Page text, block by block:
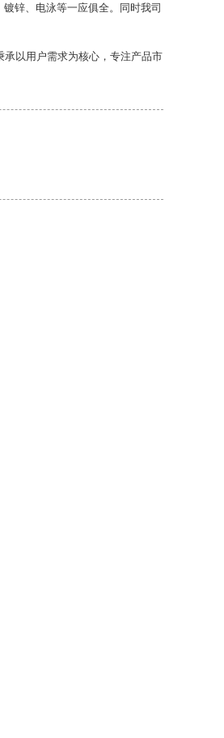
锌、电泳等一应俱全。同时我司
以用户需求为核心，专注产品市